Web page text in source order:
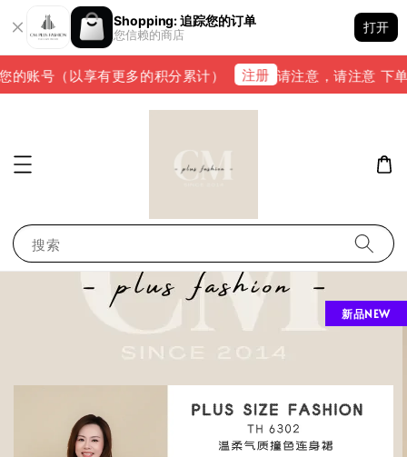
Shopping: 追踪您的订单
您信赖的商店
打开
账号（以享有更多的积分累计） 注册 请注意，请注意 下单
搜索
新品NEW